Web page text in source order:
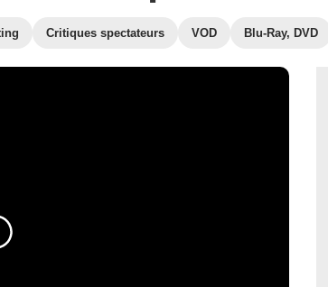
Critiques spectateurs VOD Blu-Ray, DVD